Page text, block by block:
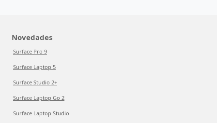
Novedades
Surface Pro 9
Surface Laptop 5
Surface Studio 2+
Surface Laptop Go 2
Surface Laptop Studio